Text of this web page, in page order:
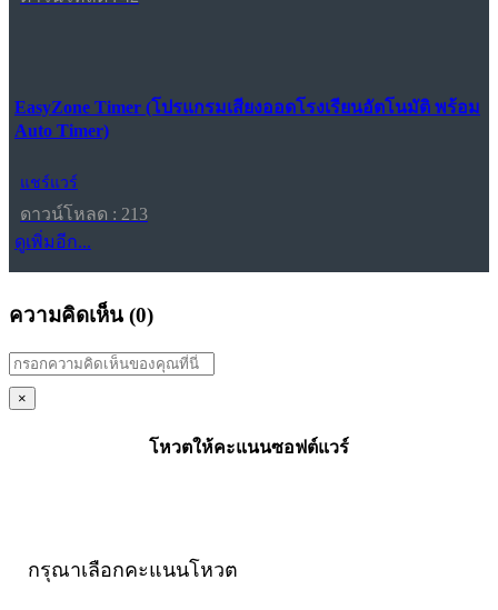
EasyZone Timer (โปรแกรมเสียงออดโรงเรียนอัตโนมัติ พร้อม
Auto Timer)
แชร์แวร์
ดาวน์โหลด : 213
ดูเพิ่มอีก...
ความคิดเห็น (0)
×
โหวตให้คะแนนซอฟต์แวร์
กรุณาเลือกคะแนนโหวต